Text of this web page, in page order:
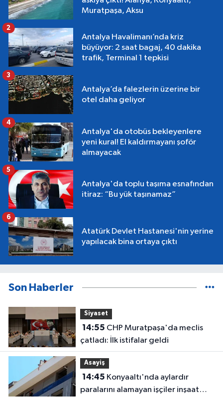
Muratpaşa, Aksu
Antalya Havalimanı’nda kriz
büyüyor: 2 saat bagaj, 40 dakika
trafik, Terminal 1 tepkisi
2
Antalya’da falezlerin üzerine bir
otel daha geliyor
3
Antalya'da otobüs bekleyenlere
yeni kural! El kaldırmayanı şoför
almayacak
4
Antalya'da toplu taşıma esnafından
itiraz: “Bu yük taşınamaz”
5
Atatürk Devlet Hastanesi'nin yerine
yapılacak bina ortaya çıktı
6
Son Haberler
Siyaset
14:55
çatladı: İlk istifalar geldi
Asayiş
14:45
paralarını alamayan işçiler inşaat